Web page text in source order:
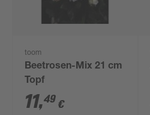
toom
Beetrosen-Mix 21 cm
Topf
11,49 €